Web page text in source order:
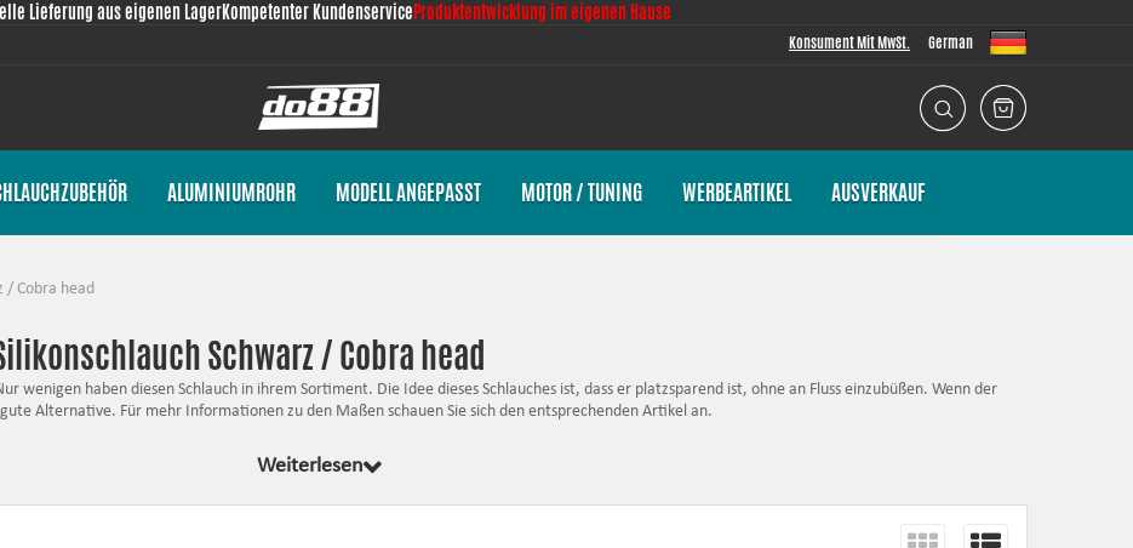
Lieferung aus eigenen LagerKompetenter KundenserviceProduktentwicklung im eigenen Hause
Konsument Mit MwSt. German
ALUMINIUMROHR MODELL ANGEPASST MOTOR / TUNING WERBEARTIKEL AUSVERKAUF
/ Cobra head
Schwarz / Cobra head
wenigen haben diesen Schlauch in ihrem Sortiment. Die Idee dieses Schlauches ist, dass er platzsparend ist, ohne an Fluss einzubüßen. Wenn der
Alternative. Für mehr Informationen zu den Maßen schauen Sie sich den entsprechenden Artikel an.
Weiterlesen